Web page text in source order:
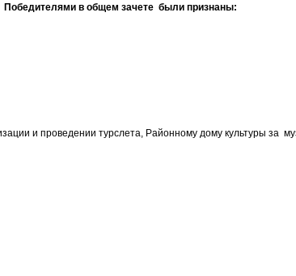
Победителями в общем зачете были признаны:
и проведении турслета, Районному дому культуры за